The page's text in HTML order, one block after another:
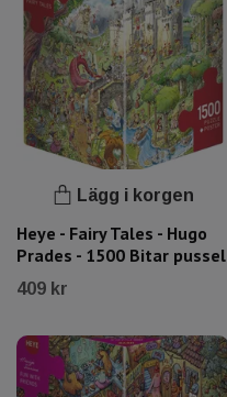
Lägg i korgen
Heye - Fairy Tales - Hugo
Prades - 1500 Bitar pussel
409 kr